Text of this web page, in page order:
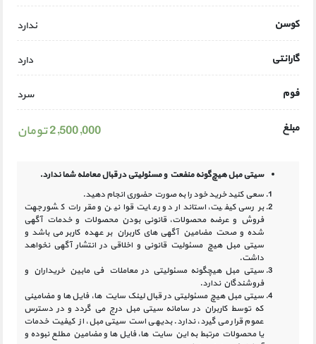
کوسن ندارد
گارانتی دارد
فوم سرد
مبلغ 2,500,000 تومان
سیتی مبل هیچ‌گونه منفعت و مسئولیتی درقبال معامله شما ندارد.
سعی کنید خرید خود را به صورت حضوری انجام دهید.
بررسی کیفیت، استاندارد و رعایت قوانین و مقررات کشور جهت
فروش و عرضه محصولات، قانونی بودن محصولات و خدمات آگهی
شده و صحت مضامین آگهی‏ های کاربران بر عهده کاربر می باشد و
سیتی مبل هیچ مسئولیت قانونی و اخلاقی در انتشار آگهی نخواهد
داشت.
سیتی مبل هیچگونه مسئولیتی در معاملات فی مابین خریداران و
فروشندگان ندارد.
سیتی مبل هیچ مسئولیتی در قبال لینک‏ سایت ‏ها، فایل ‏ها و مضامینی
که توسط کاربران در سامانه‏ سیتی مبل درج می گردد و در دسترس
عموم قرار می گیرد، ندارد. بدیهی است سیتی مبل، از کیفیت خدمات
یا محصولات مرتبط به این سایت‏ ها، فایل ها و مضامین مطلع نبوده و